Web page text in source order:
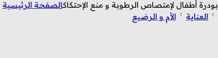
بودرة أطفال لإمتصاص الرطوبة و منع الإحتكاكالصفحة الرئيسية
العناية
الأم و الرضيع